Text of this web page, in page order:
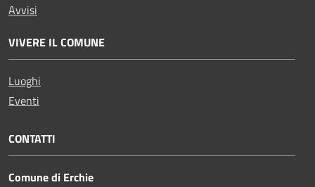
Avvisi
VIVERE IL COMUNE
Luoghi
Eventi
CONTATTI
Comune di Erchie